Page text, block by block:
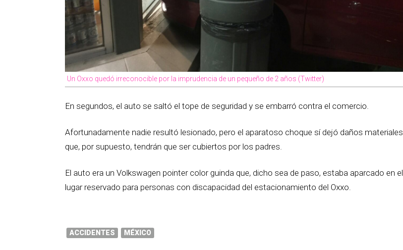
Un Oxxo quedó irreconocible por la imprudencia de un pequeño de 2 años (Twitter)
En segundos, el auto se saltó el tope de seguridad y se embarró contra el comercio.
Afortunadamente nadie resultó lesionado, pero el aparatoso choque sí dejó daños materiales
que, por supuesto, tendrán que ser cubiertos por los padres.
El auto era un Volkswagen pointer color guinda que, dicho sea de paso, estaba aparcado en el
lugar reservado para personas con discapacidad del estacionamiento del Oxxo.
ACCIDENTES MÉXICO